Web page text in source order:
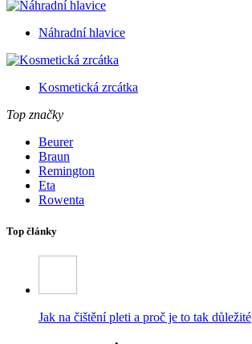
Náhradní hlavice
Kosmetická zrcátka
Top značky
Beurer
Braun
Remington
Eta
Rowenta
Top články
Jak na čištění pleti a proč je to tak důležité